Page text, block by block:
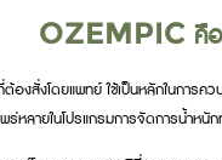
OZEMPIC คือ
ต้องสั่งโดยแพทย์ ใช้เป็นหลักในการค
ร่หลายในโปรแกรมการจัดการน้ำห